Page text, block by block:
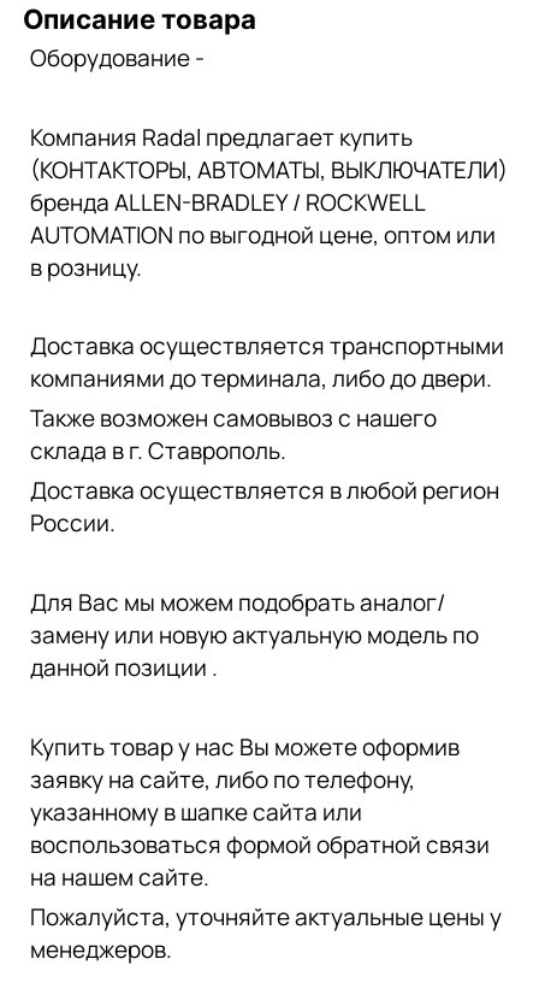
Описание товара
Оборудование -
Компания Radal предлагает купить
(КОНТАКТОРЫ, АВТОМАТЫ, ВЫКЛЮЧАТЕЛИ)
бренда ALLEN-BRADLEY / ROCKWELL
AUTOMATION по выгодной цене, оптом или
в розницу.
Доставка осуществляется транспортными
компаниями до терминала, либо до двери.
Также возможен самовывоз с нашего
склада в г. Ставрополь.
Доставка осуществляется в любой регион
России.
Для Вас мы можем подобрать аналог/
замену или новую актуальную модель по
данной позиции .
Купить товар у нас Вы можете оформив
заявку на сайте, либо по телефону,
указанному в шапке сайта или
воспользоваться формой обратной связи
на нашем сайте.
Пожалуйста, уточняйте актуальные цены у
менеджеров.